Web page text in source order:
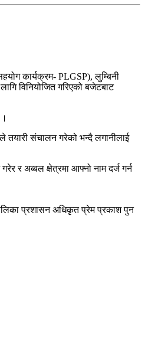
कार्यक्रम- PLGSP), लुम्बिनी
विनियोजित गरिएको बजेटबाट
तयारी संचालन गरेको भन्दै लगानीलाई
र अब्बल क्षेत्रमा आफ्नो नाम दर्ज गर्न
प्रशासन अधिकृत प्रेम प्रकाश पुन